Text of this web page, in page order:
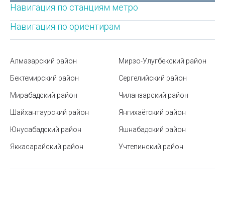
что с ними делать
Рынок Малика в Ташкенте
Мирабадский дехканский базар в Ташкенте (бывш.
"Госпитальный")
Монумент Дружбы Народов в Ташкенте (Памятник
семье Шамахмудовых)
Яккасарайский район
Telegram-каналы госструктур Узбекистана
Парк Tashkent City в Ташкенте
Навигация по станциям метро
Навигация по ориентирам
Алмазарский район
Бектемирский район
Мирабадский район
Мирзо-Улугбекский район
Сергелийский район
Чиланзарский район
Шайхантаурский район
Юнусабадский район
Яккасарайский район
Янгихаётский район
Яшнабадский район
Учтепинский район